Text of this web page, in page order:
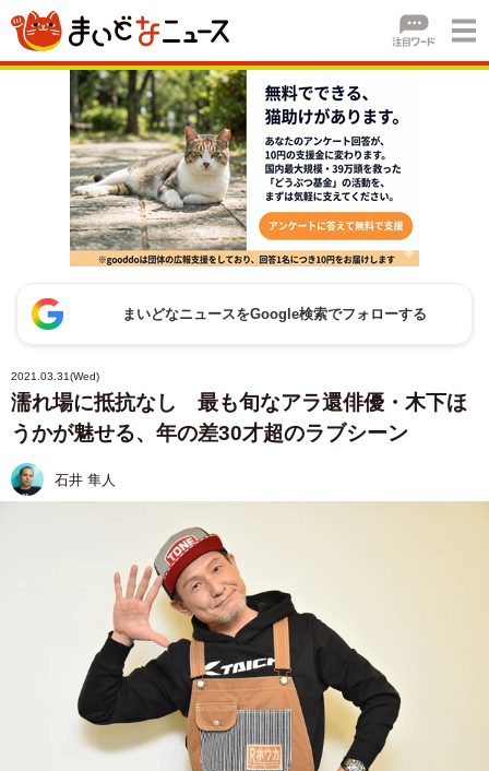
まいどなニュースをGoogle検索でフォローする
2021.03.31(Wed)
濡れ場に抵抗なし 最も旬なアラ還俳優・木下ほ
うかが魅せる、年の差30才超のラブシーン
石井 隼人